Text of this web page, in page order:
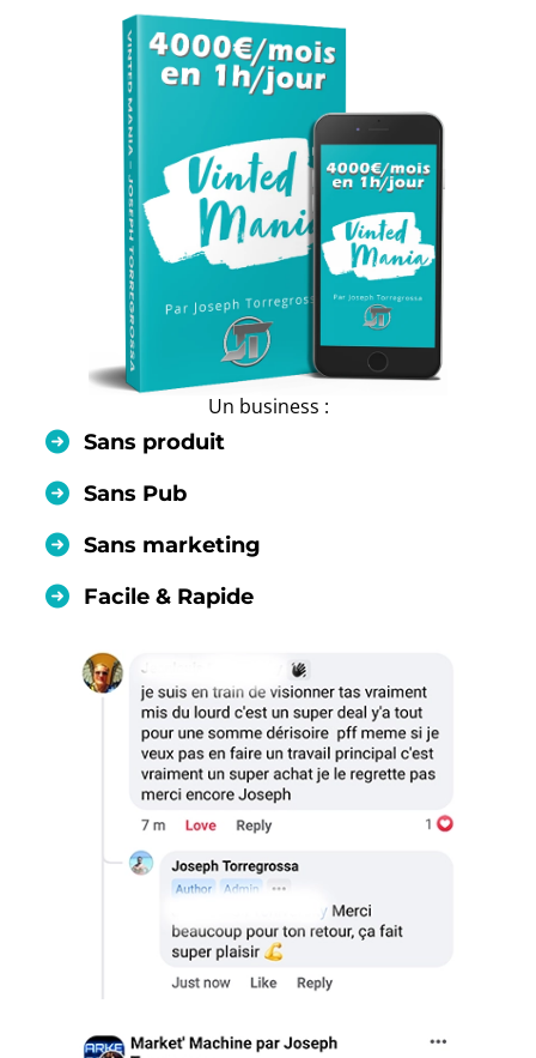
Un business :
Sans produit
Sans Pub
Sans marketing
Facile & Rapide